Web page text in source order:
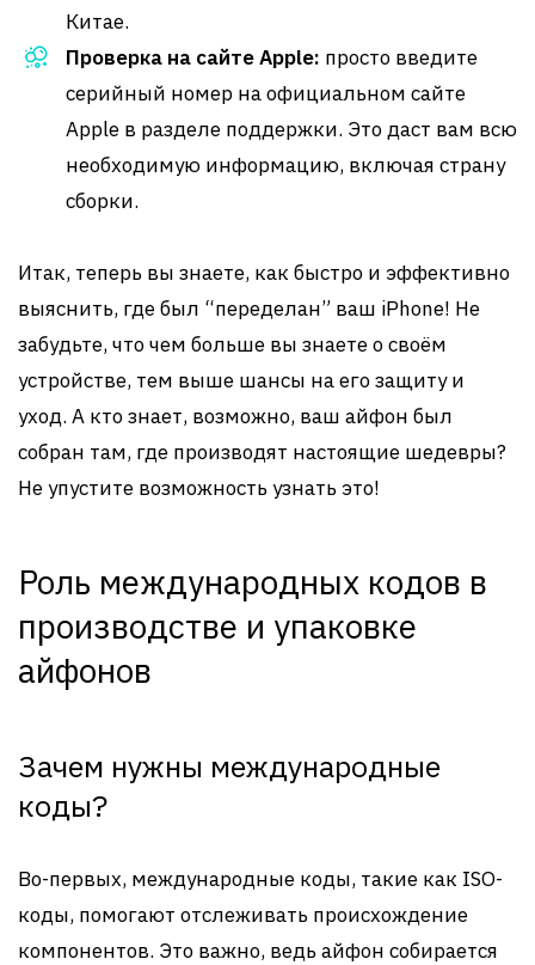
Китае.
Проверка на сайте Apple: просто введите
серийный номер на официальном сайте
Apple в разделе поддержки. Это даст вам всю
необходимую информацию, включая страну
сборки.
Итак, теперь вы знаете, как быстро и эффективно
выяснить, где был “переделан” ваш iPhone! Не
забудьте, что чем больше вы знаете о своём
устройстве, тем выше шансы на его защиту и
уход. А кто знает, возможно, ваш айфон был
собран там, где производят настоящие шедевры?
Не упустите возможность узнать это!
Роль международных кодов в
производстве и упаковке
айфонов
Зачем нужны международные
коды?
Во-первых, международные коды, такие как ISO-
коды, помогают отслеживать происхождение
компонентов. Это важно, ведь айфон собирается